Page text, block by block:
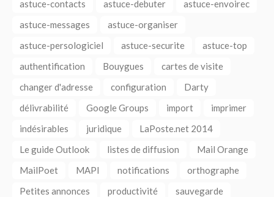
astuce-contacts
astuce-debuter
astuce-envoirec
astuce-messages
astuce-organiser
astuce-persologiciel
astuce-securite
astuce-top
authentification
Bouygues
cartes de visite
changer d'adresse
configuration
Darty
délivrabilité
Google Groups import
imprimer
indésirables
juridique
LaPoste.net 2014
Le guide Outlook
listes de diffusion
Mail Orange
MailPoet
MAPI notifications
orthographe
Petites annonces
productivité
sauvegarde